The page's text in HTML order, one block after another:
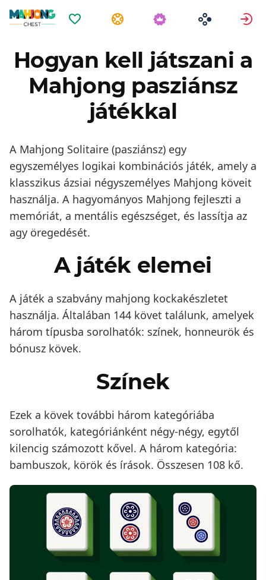
Kedvencek Feladatok
Hogyan kell játszani a
Mahjong pasziánsz
játékkal
A Mahjong Solitaire (pasziánsz) egy
egyszemélyes logikai kombinációs játék, amely a
klasszikus ázsiai négyszemélyes Mahjong köveit
használja. A hagyományos Mahjong fejleszti a
memóriát, a mentális egészséget, és lassítja az
agy öregedését.
A játék elemei
A játék a szabvány mahjong kockakészletet
használja. Általában 144 követ találunk, amelyek
három típusba sorolhatók: színek, honneurök és
bónusz kövek.
Színek
Ezek a kövek további három kategóriába
sorolhatók, kategóriánként négy-négy, egytől
kilencig számozott kővel. A három kategória:
bambuszok, körök és írások. Összesen 108 kő.